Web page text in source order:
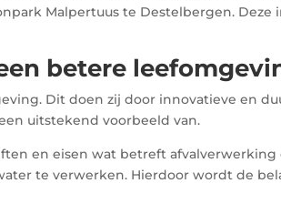
Malpertuus te Destelbergen.
betere
Dit doen zij door innovatieve en
uitstekend voorbeeld van.
en eisen wat betreft
te verwerken. Hierdoor wordt de